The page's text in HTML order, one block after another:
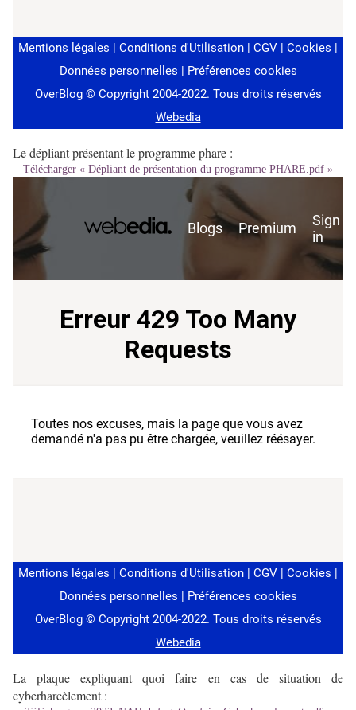
Le dépliant présentant le programme phare :
Télécharger « Dépliant de présentation du programme PHARE.pdf »
La plaque expliquant quoi faire en cas de situation de
cyberharcèlement :